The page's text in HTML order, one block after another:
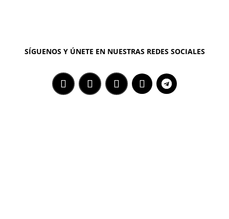
SÍGUENOS Y ÚNETE EN NUESTRAS REDES SOCIALES